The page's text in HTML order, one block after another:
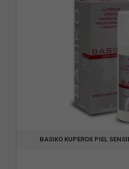
BASIKO KUPEROX PIEL